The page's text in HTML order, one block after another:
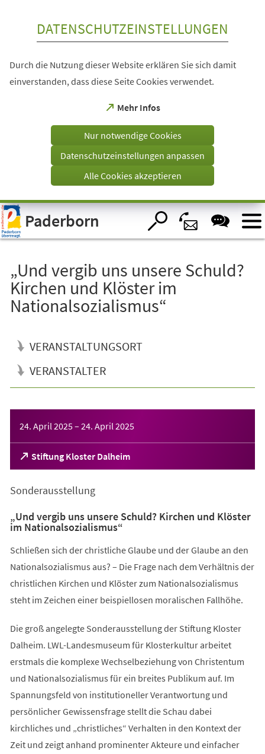
Visuelle
Assistenzsoftware
öffnen.
DATENSCHUTZEINSTELLUNGEN
Durch die Nutzung dieser Website erklären Sie sich damit
einverstanden, dass diese Seite Cookies verwendet.
Mehr Infos
(Öffnet
einem
Tab)
Nur notwendige Cookies
Datenschutzeinstellungen anpassen
Alle Cookies akzeptieren
Paderborn
„Und vergib uns unsere Schuld?
Kirchen und Klöster im
Nationalsozialismus“
VERANSTALTUNGSORT
VERANSTALTER
24. April 2025– 24. April 2025
Stiftung Kloster Dalheim
(Öffnet
in
neuen
Sonderausstellung
„Und vergib uns unsere Schuld? Kirchen und Klöster
im Nationalsozialismus“
Schließen sich der christliche Glaube und der Glaube an den
Nationalsozialismus aus? – Die Frage nach dem Verhältnis der
christlichen Kirchen und Klöster zum Nationalsozialismus
steht im Zeichen einer beispiellosen moralischen Fallhöhe.
Die groß angelegte Sonderausstellung der Stiftung Kloster
Dalheim. LWL-Landesmuseum für Klosterkultur arbeitet
erstmals die komplexe Wechselbeziehung von Christentum
und Nationalsozialismus für ein breites Publikum auf. Im
Spannungsfeld von institutioneller Verantwortung und
persönlicher Gewissensfrage stellt die Schau dabei
kirchliches und „christliches“ Verhalten in den Kontext der
Zeit und zeigt anhand prominenter Akteure und einfacher